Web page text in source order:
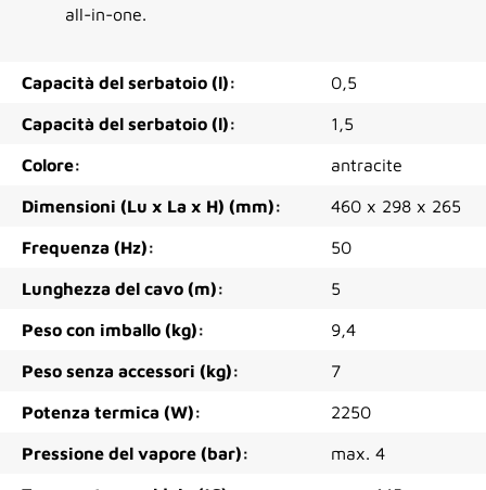
all-in-one.
Capacità del serbatoio (l): 0,5
Capacità del serbatoio (l): 1,5
Colore: antracite
Dimensioni (Lu x La x H) (mm): 460 x 298 x 265
Frequenza (Hz): 50
Lunghezza del cavo (m): 5
Peso con imballo (kg): 9,4
Peso senza accessori (kg): 7
Potenza termica (W): 2250
Pressione del vapore (bar): max. 4